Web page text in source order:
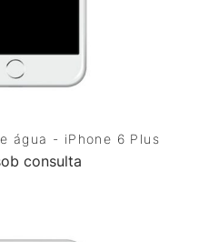
água - iPhone 6 Plus
consulta